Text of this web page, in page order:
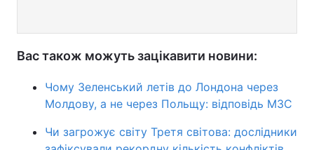
Вас також можуть зацікавити новини:
Чому Зеленський летів до Лондона через
Молдову, а не через Польщу: відповідь МЗС
Чи загрожує світу Третя світова: дослідники